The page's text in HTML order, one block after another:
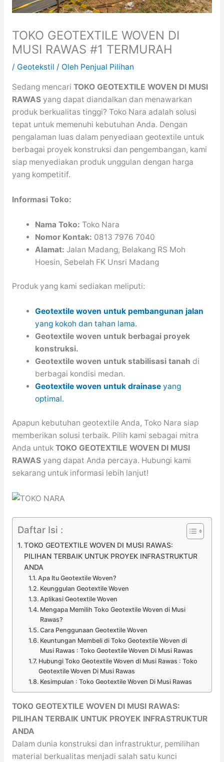
TOKO GEOTEXTILE WOVEN DI
MUSI RAWAS #1 TERMURAH
/ Geotekstil / Oleh Penjual Pilihan
Sedang mencari TOKO GEOTEXTILE WOVEN DI MUSI
RAWASyang dapat diandalkan dan menawarkan
produk berkualitas tinggi? Toko Nara adalah solusi
tepat untuk memenuhi kebutuhan Anda. Dengan
pengalaman luas dalam penyediaan geotextile untuk
berbagai proyek konstruksi dan pengembangan, kami
siap menyediakan produk unggulan dengan harga
yang kompetitif.
Informasi Toko:
Nama Toko: Toko Nara
Nomor Kontak: 0813 7976 7040
Alamat: Jalan Madang, Belakang RS Moh
Hoesin, Sebelah FK Unsri Madang
Produk yang kami sediakan meliputi:
Geotextile woven untuk pembangunan jalan
yang kokoh dan tahan lama.
Geotextile woven untuk berbagai proyek
konstruksi.
Geotextile woven untuk stabilisasi tanah di
berbagai kondisi medan.
Geotextile woven untuk drainase yang
optimal.
Apapun kebutuhan geotextile Anda, Toko Nara siap
memberikan solusi terbaik. Pilih kami sebagai mitra
Anda untuk TOKO GEOTEXTILE WOVEN DI MUSI
RAWASyang dapat Anda percaya. Hubungi kami
sekarang untuk informasi lebih lanjut!
Daftar Isi :
TOKO GEOTEXTILE WOVEN DI MUSI RAWAS:
PILIHAN TERBAIK UNTUK PROYEK INFRASTRUKTUR
ANDA
Apa Itu Geotextile Woven?
Keunggulan Geotextile Woven
Aplikasi Geotextile Woven
Mengapa Memilih Toko Geotextile Woven di Musi
Rawas?
Cara Penggunaan Geotextile Woven
Keuntungan Membeli di Toko Geotextile Woven di
Musi Rawas : Toko Geotextile Woven Di Musi Rawas
Hubungi Toko Geotextile Woven di Musi Rawas : Toko
Geotextile Woven Di Musi Rawas
Kesimpulan : Toko Geotextile Woven Di Musi Rawas
TOKO GEOTEXTILE WOVEN DI MUSI RAWAS:
PILIHAN TERBAIK UNTUK PROYEK INFRASTRUKTUR
ANDA
Dalam dunia konstruksi dan infrastruktur, pemilihan
material berkualitas menjadi salah satu kunci